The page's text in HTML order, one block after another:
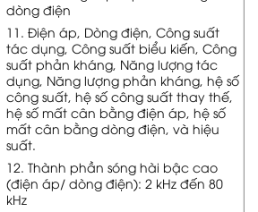
dòng điện
11. Điện áp, Dòng điện, Công suất
tác dụng, Công suất biểu kiến, Công
suất phản kháng, Năng lượng tác
dụng, Năng lượng phản kháng, hệ số
công suất, hệ số công suất thay thế,
hệ số mất cân bằng điện áp, hệ số
mất cân bằng dòng điện, và hiệu
suất.
12. Thành phần sóng hài bậc cao
(điện áp/ dòng điện): 2 kHz đến 80
kHz